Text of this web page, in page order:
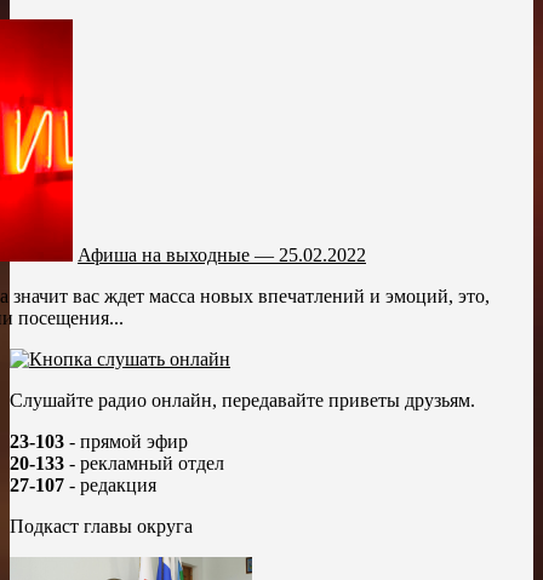
Афиша на выходные — 25.02.2022
вас ждет масса новых впечатлений и эмоций, это,
посещения...
Слушайте радио онлайн, передавайте приветы друзьям.
23-103 - прямой эфир
20-133 - рекламный отдел
27-107 - редакция
Подкаст главы округа